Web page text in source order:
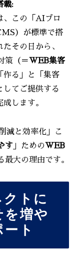
載:
、この「AIブロ
）が標準で搭
その日から、
策（＝ WEB集客
作る」と「集客
してご提供する
します。
減と効率化」こ
す 」ための WEB
大の理由です。
トに
増や
ト